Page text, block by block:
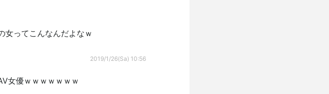
女ってこんなんだよなｗ
2019/1/26(Sa) 10:56
女優ｗｗｗｗｗｗｗ